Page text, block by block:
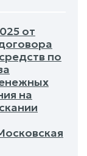
от
по
на